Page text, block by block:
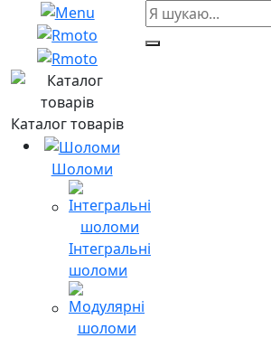
Каталог товарів
Шоломи
Інтегральні
шоломи